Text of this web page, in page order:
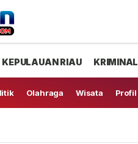
KEPULAUAN RIAU KRIMINAL
Olahraga Wisata Profil